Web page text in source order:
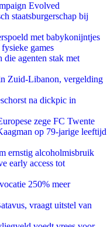
Evolved
staatsburgerschap bij
met babykonijntjes
games
agenten stak met
Zuid-Libanon, vergelding
na dickpic in
zege FC Twente
op 79-jarige leeftijd
ernstig alcoholmisbruik
early access tot
250% meer
vraagt uitstel van